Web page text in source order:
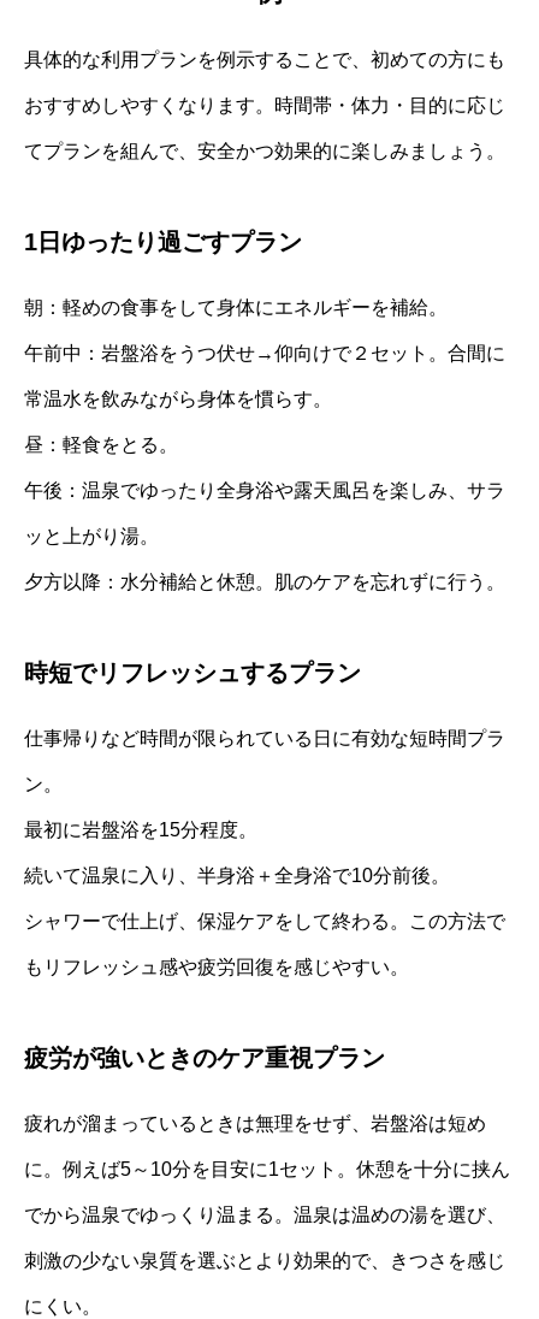
具体的な利用プランを例示することで、初めての方にも
おすすめしやすくなります。時間帯・体力・目的に応じ
てプランを組んで、安全かつ効果的に楽しみましょう。
1日ゆったり過ごすプラン
朝：軽めの食事をして身体にエネルギーを補給。
午前中：岩盤浴をうつ伏せ→仰向けで２セット。合間に
常温水を飲みながら身体を慣らす。
昼：軽食をとる。
午後：温泉でゆったり全身浴や露天風呂を楽しみ、サラ
ッと上がり湯。
夕方以降：水分補給と休憩。肌のケアを忘れずに行う。
時短でリフレッシュするプラン
仕事帰りなど時間が限られている日に有効な短時間プラ
ン。
最初に岩盤浴を15分程度。
続いて温泉に入り、半身浴＋全身浴で10分前後。
シャワーで仕上げ、保湿ケアをして終わる。この方法で
もリフレッシュ感や疲労回復を感じやすい。
疲労が強いときのケア重視プラン
疲れが溜まっているときは無理をせず、岩盤浴は短め
に。例えば5～10分を目安に1セット。休憩を十分に挟ん
でから温泉でゆっくり温まる。温泉は温めの湯を選び、
刺激の少ない泉質を選ぶとより効果的で、きつさを感じ
にくい。